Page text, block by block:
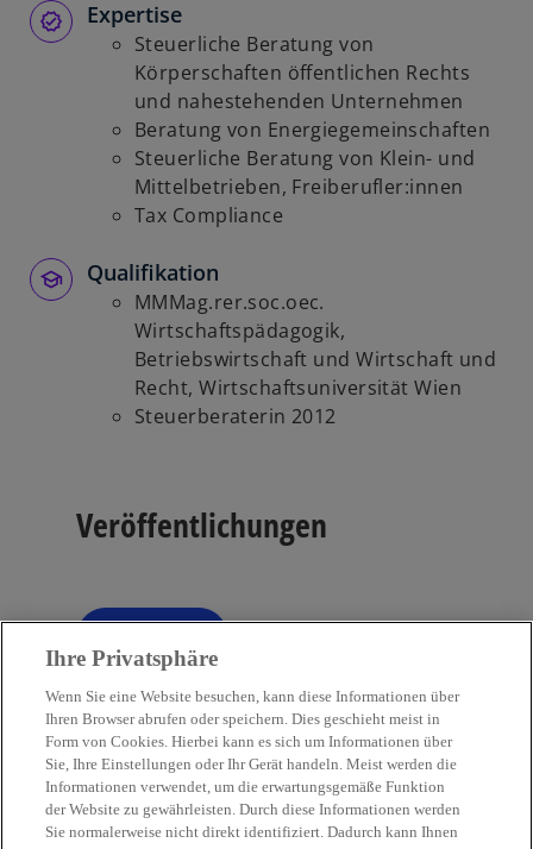
Expertise
Steuerliche Beratung von
Körperschaften öffentlichen Rechts
und nahestehenden Unternehmen
Beratung von Energiegemeinschaften
Steuerliche Beratung von Klein- und
Mittelbetrieben, Freiberufler:innen
Tax Compliance
Qualifikation
MMMag.rer.soc.oec.
Wirtschaftspädagogik,
Betriebswirtschaft und Wirtschaft und
Recht, Wirtschaftsuniversität Wien
Steuerberaterin 2012
Veröffentlichungen
Kontakt
Ihre Privatsphäre
Wenn Sie eine Website besuchen, kann diese Informationen über
Ihren Browser abrufen oder speichern. Dies geschieht meist in
Form von Cookies. Hierbei kann es sich um Informationen über
Sie, Ihre Einstellungen oder Ihr Gerät handeln. Meist werden die
Informationen verwendet, um die erwartungsgemäße Funktion
der Website zu gewährleisten. Durch diese Informationen werden
Sie normalerweise nicht direkt identifiziert. Dadurch kann Ihnen